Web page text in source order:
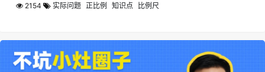
2154 实际问题 正比例 知识点 比例尺